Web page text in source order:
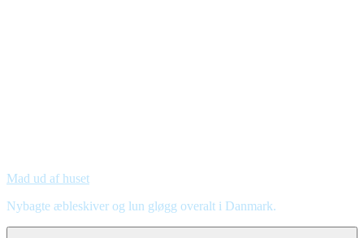
Mad ud af huset
Nybagte æbleskiver og lun gløgg overalt i Danmark.